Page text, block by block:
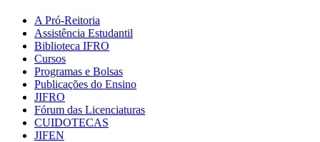
A Pró-Reitoria
Assistência Estudantil
Biblioteca IFRO
Cursos
Programas e Bolsas
Publicações do Ensino
JIFRO
Fórum das Licenciaturas
CUIDOTECAS
JIFEN